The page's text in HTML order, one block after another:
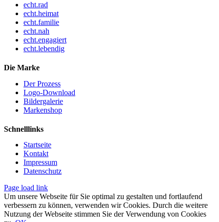
echt.rad
echt.heimat
echt.familie
echt.nah
echt.engagiert
echt.lebendig
Die Marke
Der Prozess
Logo-Download
Bildergalerie
Markenshop
Schnelllinks
Startseite
Kontakt
Impressum
Datenschutz
Page load link
Um unsere Webseite für Sie optimal zu gestalten und fortlaufend
verbessern zu können, verwenden wir Cookies. Durch die weitere
Nutzung der Webseite stimmen Sie der Verwendung von Cookies